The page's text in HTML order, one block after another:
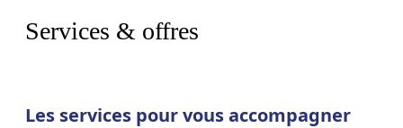
Services & offres
Les services pour vous accompagner